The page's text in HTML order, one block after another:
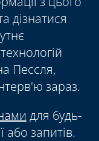
дізнатися
Пессля,
зараз.
для будь-
або запитів.